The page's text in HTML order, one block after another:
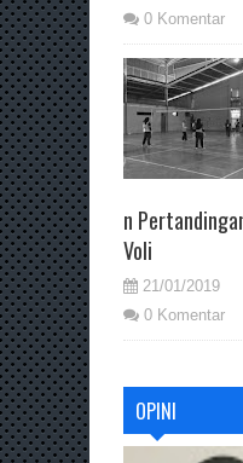
0 Komentar
n
Voli
21/01/2019
0 Komentar
OPINI